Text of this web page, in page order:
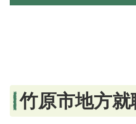
竹原市地方